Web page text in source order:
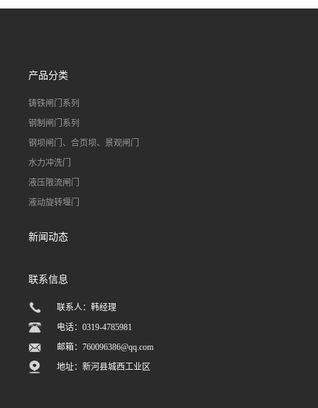
道水库电站污水处理钢制闸
产品分类
铸铁闸门系列
钢制闸门系列
钢坝闸门、合页坝、景观闸门
水力冲洗门
液压限流闸门
液动旋转堰门
新闻动态
联系信息
联系人：韩经理
电话：0319-4785981
邮箱：760096386@qq.com
地址：新河县城西工业区